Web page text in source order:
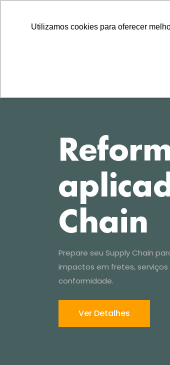
Utilizamos cookies para oferecer
LLLLLL
Chain
Prepare seu Supply Chain
impactos em fretes,
conformidade.
Ver Detalhes